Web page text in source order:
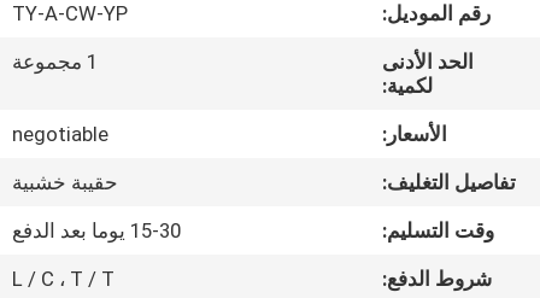
جولة
المصنع
ضبط
الجودة
رقم الموديل:
TY-A-CW-YP
الحد الأدنى
لكمية:
1 مجموعة
الأسعار:
negotiable
تفاصيل التغليف:
حقيبة خشبية
وقت التسليم:
15-30 يوما بعد الدفع
شروط الدفع:
L / C ، T / T